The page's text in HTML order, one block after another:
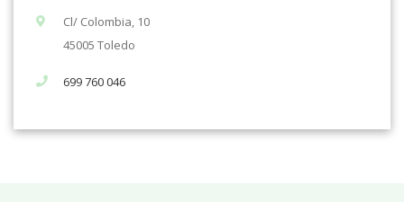
Cl/ Colombia, 10
45005 Toledo
699 760 046